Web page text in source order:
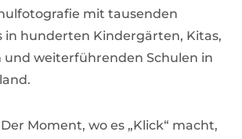
mit tausenden
in hunderten Kindergärten, Kitas,
und weiterführenden Schulen in
Der Moment, wo es „Klick“ macht,